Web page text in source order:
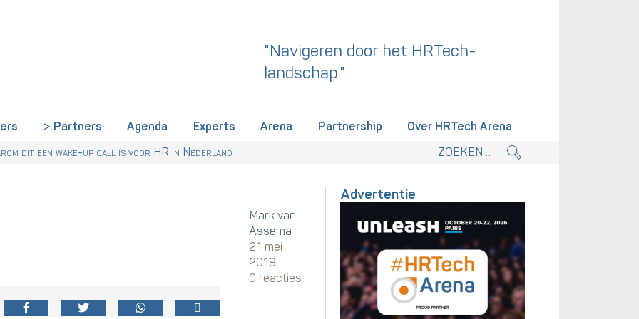
"Navigeren door het HRTech-
landschap."
Partners Agenda Experts Arena Partnership
Over HRTech Arena
kabinet. Skills-gerichte arbeidsmarkt onderdeel actieplan.
nu al regelen
een gemeenschappelijke skillstaal nodig heeft
dit een wake-up call is voor HR in Nederland
Mark van
Assema
21 mei
2019
0 reacties
Advertentie